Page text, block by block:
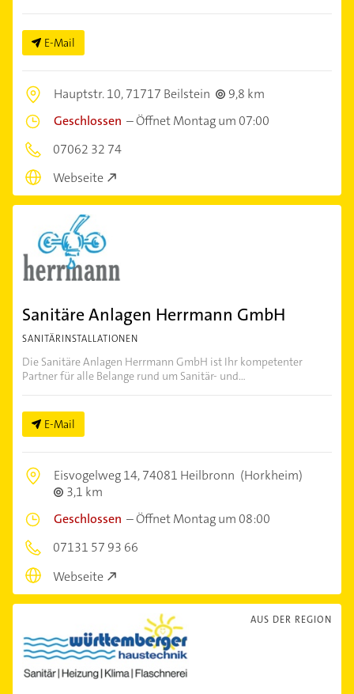
E-Mail
Hauptstr. 10,71717 Beilstein
9,8 km
Geschlossen –Öffnet Montag um 07:00
07062 32 74
Webseite
Sanitäre Anlagen Herrmann GmbH
SANITÄRINSTALLATIONEN
Die Sanitäre Anlagen Herrmann GmbH ist Ihr kompetenter
Partner für alle Belange rund um Sanitär- und...
E-Mail
Eisvogelweg 14,74081 Heilbronn (Horkheim)
3,1 km
Geschlossen –Öffnet Montag um 08:00
07131 57 93 66
Webseite
AUS DER REGION